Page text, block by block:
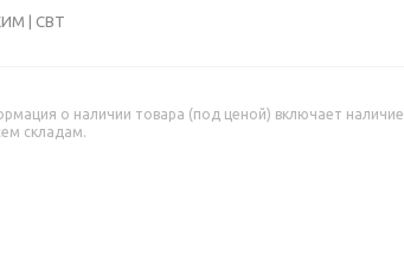
| СВТ
о наличии товара (под ценой) включает наличие
складам.